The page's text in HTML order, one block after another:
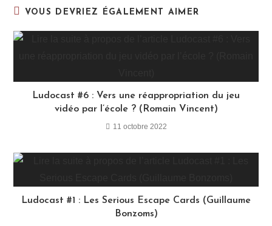
VOUS DEVRIEZ ÉGALEMENT AIMER
Ludocast #6 : Vers une réappropriation du jeu
vidéo par l’école ? (Romain Vincent)
11 octobre 2022
Ludocast #1 : Les Serious Escape Cards (Guillaume
Bonzoms)